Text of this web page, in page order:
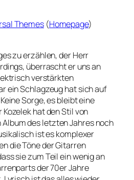
Themes(Homepage)
zu erzählen, der Herr
überrascht er uns an
verstärkten
ein Schlagzeug hat sich auf
Sorge, es bleibt eine
Kozelek hat den Stil von
des letzten Jahres noch
ist es komplexer
die Töne der Gitarren
sie zum Teil ein wenig an
der 70er Jahre